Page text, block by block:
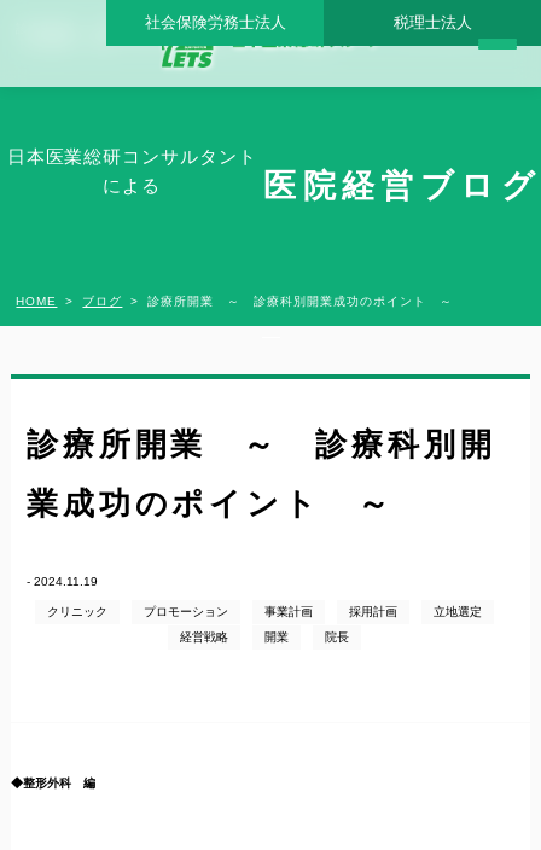
診療所開業 ～ 診療科別開業成功のポイント ～ - 日本医業総研グループ |日本医業総研
社会保険労務士法人 税理士法人
日本医業総研コンサルタント
による
医院経営ブログ
HOME ブログ 診療所開業 ～ 診療科別開業成功のポイント ～
診療所開業 ～ 診療科別開
業成功のポイント ～
- 2024.11.19
クリニック プロモーション 事業計画 採用計画
立地選定
経営戦略
開業 院長
◆整形外科 編